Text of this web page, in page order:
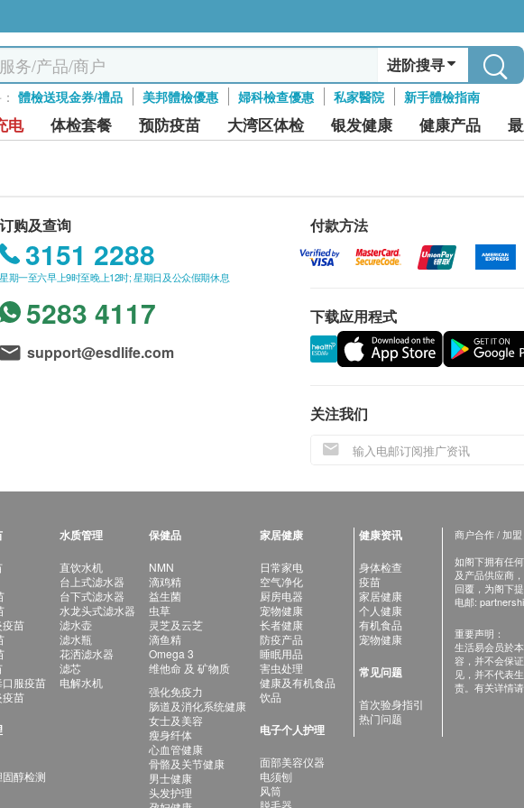
进阶搜寻
體檢送現金券/禮品 美邦體檢優惠 婦科檢查優惠 私家醫院 新手體檢指南
电 体检套餐 预防疫苗 大湾区体检 银发健康 健康产品
订购及查询
3151 2288
星期一至六早上9时至晚上12时; 星期日及公众假期休息
5283 4117
support@esdlife.com
付款方法
下载应用程式
关注我们
疫苗
服疫苗
疫苗
醇检测
水质管理
直饮水机
台上式滤水器
台下式滤水器
水龙头式滤水器
滤水壶
滤水瓶
花洒滤水器
滤芯
电解水机
保健品
NMN
滴鸡精
益生菌
虫草
灵芝及云芝
滴鱼精
Omega 3
维他命 及 矿物质
强化免疫力
肠道及消化系统健康
女士及美容
瘦身纤体
心血管健康
骨骼及关节健康
男士健康
头发护理
家居健康
日常家电
空气净化
厨房电器
宠物健康
长者健康
防疫产品
睡眠用品
害虫处理
健康及有机食品
饮品
电子个人护理
面部美容仪器
电须刨
风筒
脱毛器
健康资讯
身体检查
疫苗
家居健康
个人健康
有机食品
宠物健康
常见问题
首次验身指引
热门问题
商户合作 / 加盟
如阁下拥有任
及产品供应商
回覆，为阁下
电邮:
重要声明：
生活易会员於
容，并不会保
见，并不代表
责。有关详情